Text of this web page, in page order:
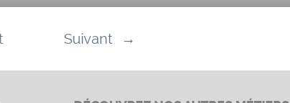
Suivant →